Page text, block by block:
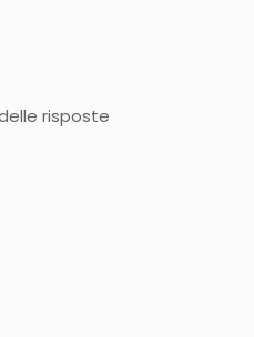
risposte